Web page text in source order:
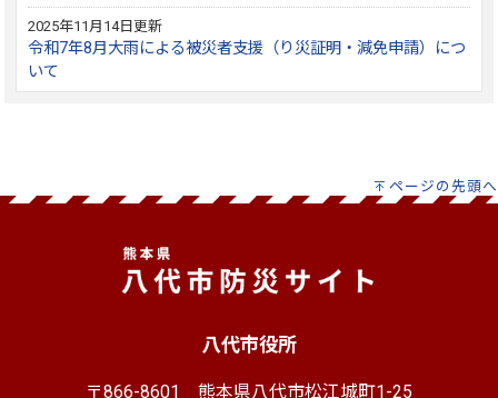
2025年11月14日更新
令和7年8月大雨による被災者支援（り災証明・減免申請）につ
いて
ページの先頭へ
八代市役所
〒866-8601 熊本県八代市松江城町1-25